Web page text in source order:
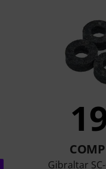
Gibraltar